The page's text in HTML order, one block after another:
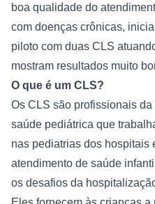
boa qualidade do
com doenças crônicas,
piloto com duas CLS
mostram resultados muito
O que é um CLS?
Os CLS são profissionais
saúde pediátrica que
nas pediatrias dos hospitais
atendimento de saúde
os desafios da